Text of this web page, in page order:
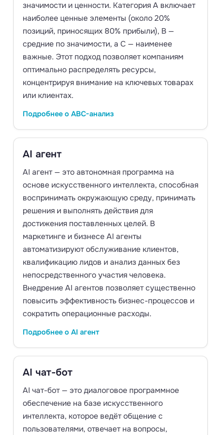
значимости и ценности. Категория A включает
наиболее ценные элементы (около 20%
позиций, приносящих 80% прибыли), B —
средние по значимости, а C — наименее
важные. Этот подход позволяет компаниям
оптимально распределять ресурсы,
концентрируя внимание на ключевых товарах
или клиентах.
Подробнее о ABC-анализ
AI агент
AI агент — это автономная программа на
основе искусственного интеллекта, способная
воспринимать окружающую среду, принимать
решения и выполнять действия для
достижения поставленных целей. В
маркетинге и бизнесе AI агенты
автоматизируют обслуживание клиентов,
квалификацию лидов и анализ данных без
непосредственного участия человека.
Внедрение AI агентов позволяет существенно
повысить эффективность бизнес-процессов и
сократить операционные расходы.
Подробнее о AI агент
AI чат-бот
AI чат-бот — это диалоговое программное
обеспечение на базе искусственного
интеллекта, которое ведёт общение с
пользователями, отвечает на вопросы,